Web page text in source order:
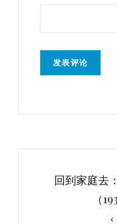
回到家庭去
（